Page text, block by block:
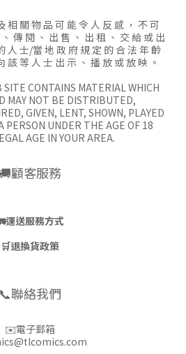
相 關 物 品 可 能 令 人 反 感 ， 不 可
傳 閱 、 出 售 、 出 租 、 交 給 或 出
人 士/當 地 政 府 規 定 的 合 法 年 齡
該 等 人 士 出 示 、 播 放 或 放 映 。
SITE CONTAINS MATERIAL WHICH
MAY NOT BE DISTRIBUTED,
GIVEN, LENT, SHOWN, PLAYED
PERSON UNDER THE AGE OF 18
AGE IN YOUR AREA.
🚚顧客服務
運送服務方式
🛒退換貨政策
📞聯絡我們
✉️電子郵箱